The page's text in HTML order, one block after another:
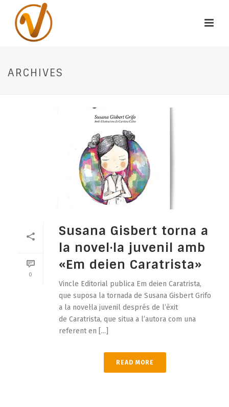
ARCHIVES
0
Susana Gisbert torna a
la novel·la juvenil amb
«Em deien Caratrista»
Vincle Editorial publica Em deien Caratrista,
que suposa la tornada de Susana Gisbert Grifo
a la novel·la juvenil després de l’èxit
de Caratrista, que situa a l’autora com una
referent en [...]
READ MORE